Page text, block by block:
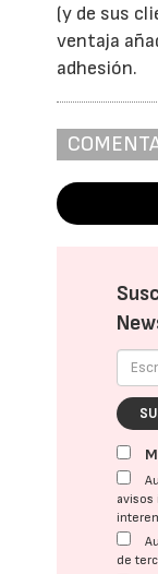
(y de sus
ventaja
adhesión.
de